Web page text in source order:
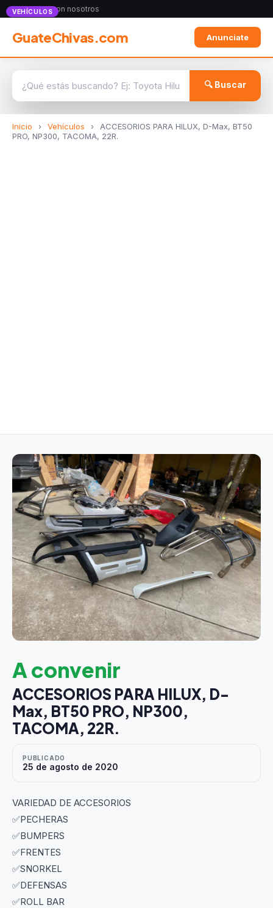
Anunciate con nosotros
GuateChivas.com Anunciate
🔍 Buscar
Inicio › Vehículos ›
ACCESORIOS PARA HILUX, D-Max, BT50
PRO, NP300, TACOMA, 22R.
VEHÍCULOS
A convenir
ACCESORIOS PARA HILUX, D-
Max, BT50 PRO, NP300,
TACOMA, 22R.
PUBLICADO
25 de agosto de 2020
VARIEDAD DE ACCESORIOS
✅PECHERAS
✅BUMPERS
✅FRENTES
✅SNORKEL
✅DEFENSAS
✅ROLL BAR